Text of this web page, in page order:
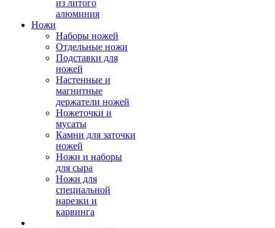
из литого
алюминия
Ножи
Наборы ножей
Отдельные ножи
Подставки для
ножей
Настенные и
магнитные
держатели ножей
Ножеточки и
мусаты
Камни для заточки
ножей
Ножи и наборы
для сыра
Ножи для
специальной
нарезки и
карвинга